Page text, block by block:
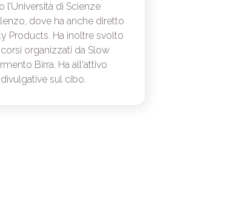
di Scienze
dove ha anche diretto
Products. Ha inoltre svolto
organizzati da Slow
Birra. Ha all'attivo
sul cibo.